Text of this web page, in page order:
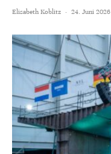
Elisabeth Koblitz · 24. Juni 2026